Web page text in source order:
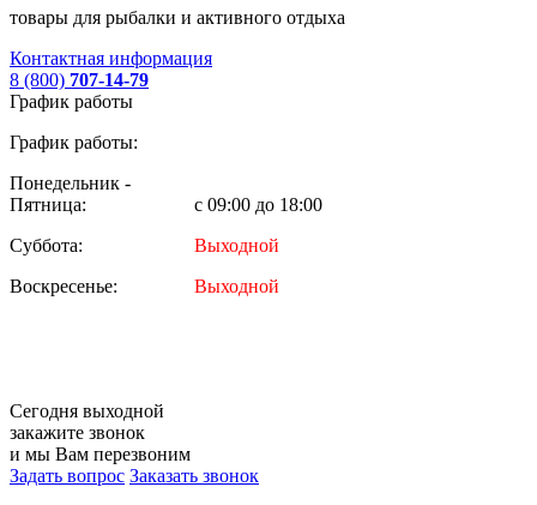
товары для рыбалки и активного отдыха
Контактная информация
8 (800) 707-14-79
График работы
График работы:
Понедельник -
Пятница:
с 09:00 до 18:00
Суббота:
Выходной
Воскресенье:
Выходной
Сегодня выходной
закажите звонок
и мы Вам перезвоним
Задать вопрос Заказать звонок